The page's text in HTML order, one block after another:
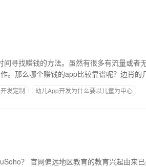
寻找赚钱的方法。虽然有很多有流量或者
。那么哪个赚钱的app比较靠谱呢？边肖的
发定制
幼儿App开发为什么要以儿童为中心
。然而，随